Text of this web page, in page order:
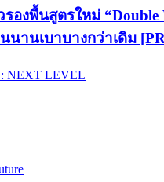
รองพื้นสูตรใหม่
านเบาบางกว่าเดิม